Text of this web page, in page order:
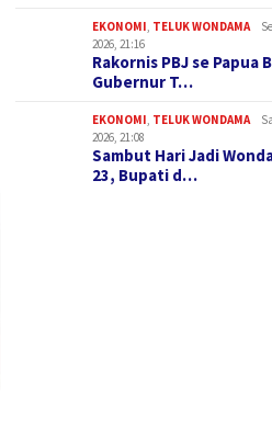
EKONOMI TELUK WONDAMA
2026, 21:16
Rakornis PBJ se Papua
Gubernur T…
EKONOMI TELUK WONDAMA
2026, 21:08
Sambut Hari Jadi
23, Bupati d…